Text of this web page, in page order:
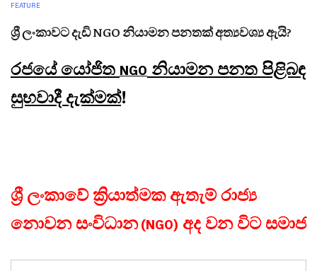
FEATURE
ශ්‍රී ලංකාවට දැඩි NGO නියාමන පනතක් අත්‍යවශ්‍ය ඇයි?
රජයේ යෝජිත NGO නියාමන පනත පිළිබඳ
සුභවාදී දැක්මක්!
ශ්‍රී ලංකාවේ ක්‍රියාත්මක ඇතැම් රාජ්‍ය
නොවන සංවිධාන(NGO) අද වන විට සමාජ